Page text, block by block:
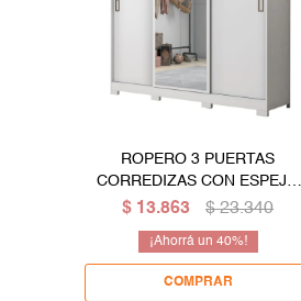
ROPERO 3 PUERTAS
CORREDIZAS CON ESPEJO
GUARDARROPA ARMARIO
$ 13.863 $ 23.340
40